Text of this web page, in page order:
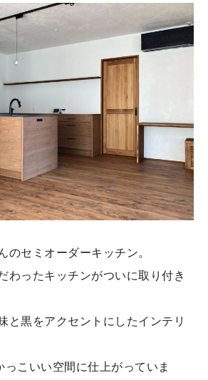
のセミオーダーキッチン。
わったキッチンがついに取り付き
と黒をアクセントにしたインテリ
っこいい空間に仕上がっていま